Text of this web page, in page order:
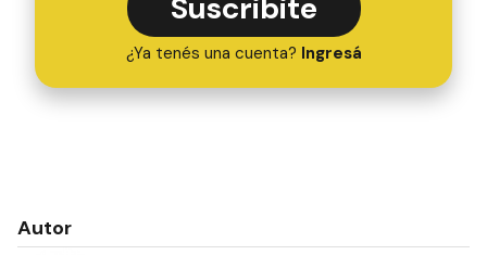
Suscribite
¿Ya tenés una cuenta? Ingresá
Autor